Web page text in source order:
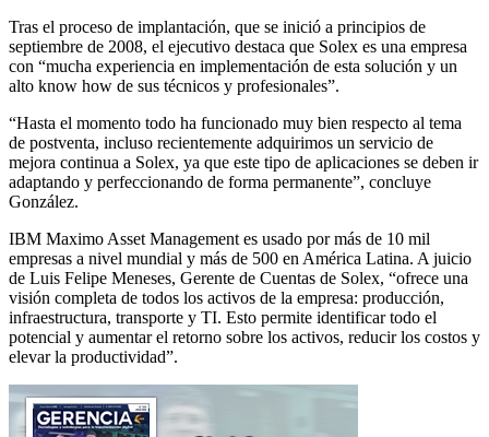
Tras el proceso de implantación, que se inició a principios de
septiembre de 2008, el ejecutivo destaca que Solex es una empresa
con “mucha experiencia en implementación de esta solución y un
alto know how de sus técnicos y profesionales”.
“Hasta el momento todo ha funcionado muy bien respecto al tema
de postventa, incluso recientemente adquirimos un servicio de
mejora continua a Solex, ya que este tipo de aplicaciones se deben ir
adaptando y perfeccionando de forma permanente”, concluye
González.
IBM Maximo Asset Management es usado por más de 10 mil
empresas a nivel mundial y más de 500 en América Latina. A juicio
de Luis Felipe Meneses, Gerente de Cuentas de Solex, “ofrece una
visión completa de todos los activos de la empresa: producción,
infraestructura, transporte y TI. Esto permite identificar todo el
potencial y aumentar el retorno sobre los activos, reducir los costos y
elevar la productividad”.